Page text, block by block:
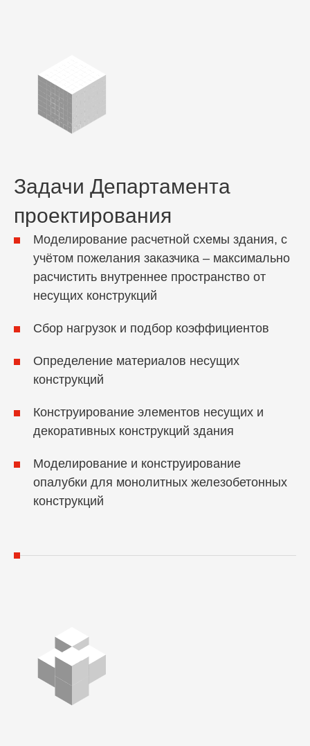
Задачи Департамента
проектирования
Моделирование расчетной схемы здания, с
учётом пожелания заказчика – максимально
расчистить внутреннее пространство от
несущих конструкций
Сбор нагрузок и подбор коэффициентов
Определение материалов несущих
конструкций
Конструирование элементов несущих и
декоративных конструкций здания
Моделирование и конструирование
опалубки для монолитных железобетонных
конструкций